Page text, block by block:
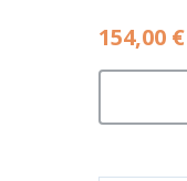
154,00 €